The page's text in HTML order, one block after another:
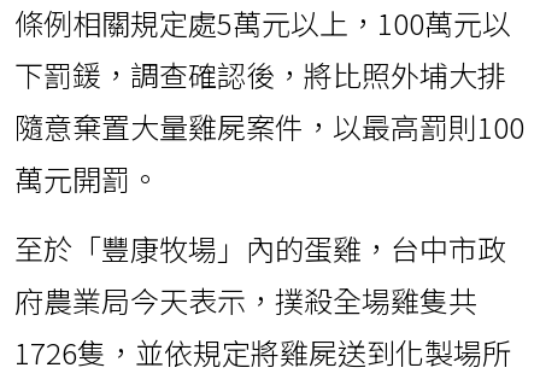
條例相關規定處5萬元以上，100萬元以
下罰鍰，調查確認後，將比照外埔大排
隨意棄置大量雞屍案件，以最高罰則100
萬元開罰。
至於「豐康牧場」內的蛋雞，台中市政
府農業局今天表示，撲殺全場雞隻共
1726隻，並依規定將雞屍送到化製場所